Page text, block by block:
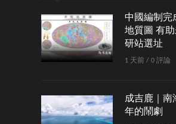
中國編制完
地質圖 有
研站選址
1 天前 / 0 評論
成吉鹿｜南
年的鬧劇